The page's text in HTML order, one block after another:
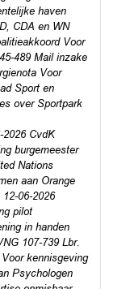
haven
CDA en WN
Voor
489 Mail inzake
Voor
Sport en
over Sportpark
2026 CvdK
burgemeester
Nations
aan Orange
06-2026
pilot
in handen
107-739 Lbr.
kennisgeving
Psychologen